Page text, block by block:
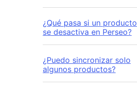
¿Qué pasa si un producto
se desactiva en Perseo?
¿Puedo sincronizar solo
algunos productos?